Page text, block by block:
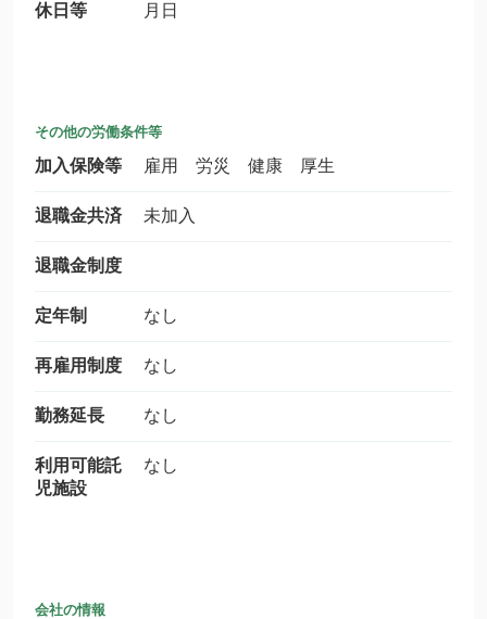
休日等 月日
その他の労働条件等
加入保険等 雇用 労災 健康 厚生
退職金共済 未加入
退職金制度
定年制 なし
再雇用制度 なし
勤務延長 なし
利用可能託
児施設
なし
会社の情報